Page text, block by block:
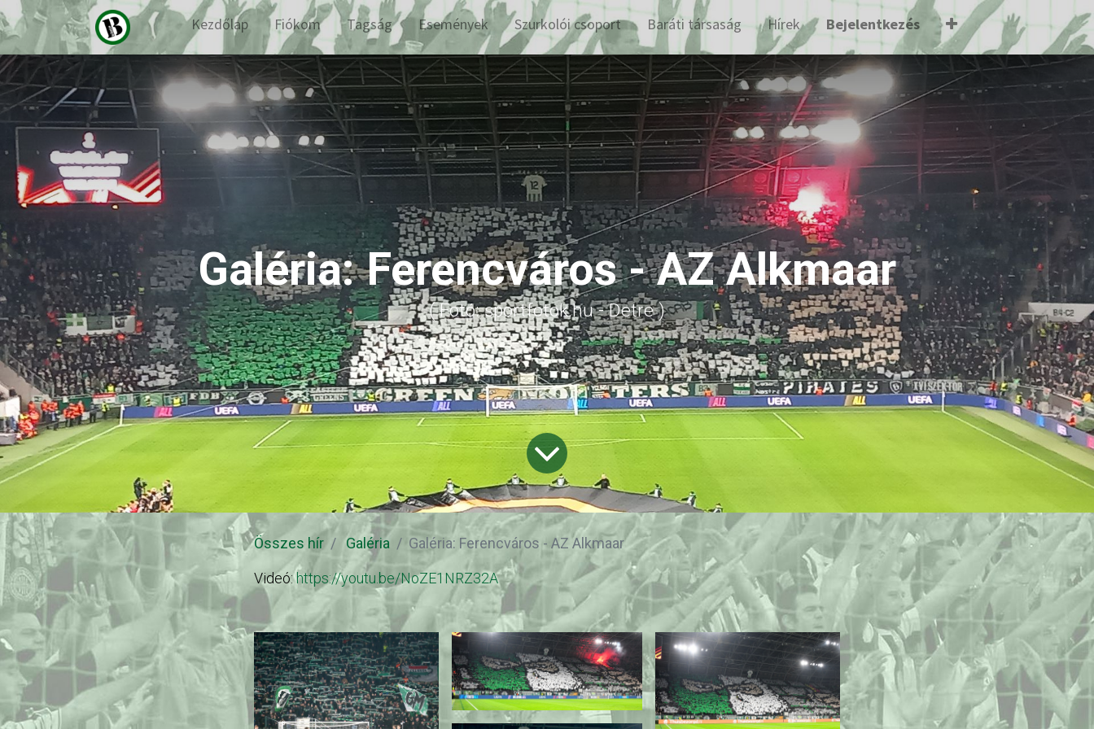
Kezdőlap Fiókom Tagság Események Szurkolói csoport Baráti társaság Hírek Bejelentkezés
Galéria: Ferencváros - AZ Alkmaar
( Fotó: sportfotok.hu - Detre )
Összes hír Galéria Galéria: Ferencváros - AZ Alkmaar
Videó:https://youtu.be/NoZE1NRZ32A